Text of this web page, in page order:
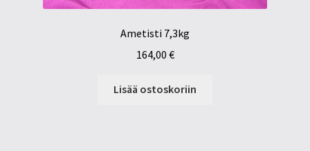
Ametisti 7,3kg
164,00 €
Lisää ostoskoriin